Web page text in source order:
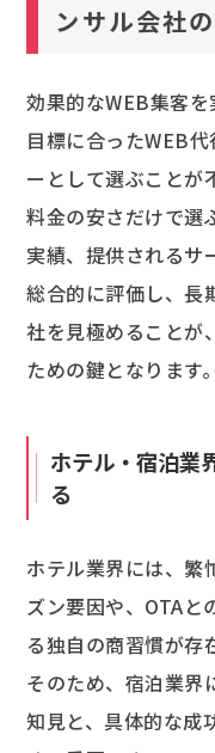
ンサル会社
効果的なWEB集客
目標に合ったWEB
ーとして選ぶことが
料金の安さだけで選
実績、提供されるサ
総合的に評価し、長
社を見極めることが
ための鍵となります。
ホテル・宿泊業
る
ホテル業界には、繁
ズン要因や、OTAと
る独自の商習慣が存
そのため、宿泊業界
知見と、具体的な成